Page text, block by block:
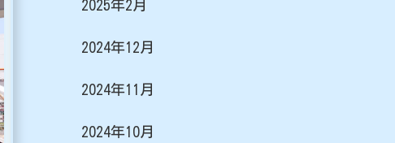
2025年2月
2024年12月
2024年11月
2024年10月